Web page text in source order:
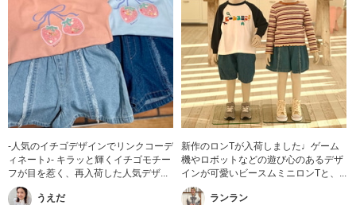
-人気のイチゴデザインでリンクコーデ
ィネート♪- キラッと輝くイチゴモチー
フが目を惹く、再入荷した人気デザ...
うえだ
新作のロンTが入荷しました♩ゲーム
機やロボットなどの遊び心のあるデザ
インが可愛いビースムミニロンTと、...
ランラン